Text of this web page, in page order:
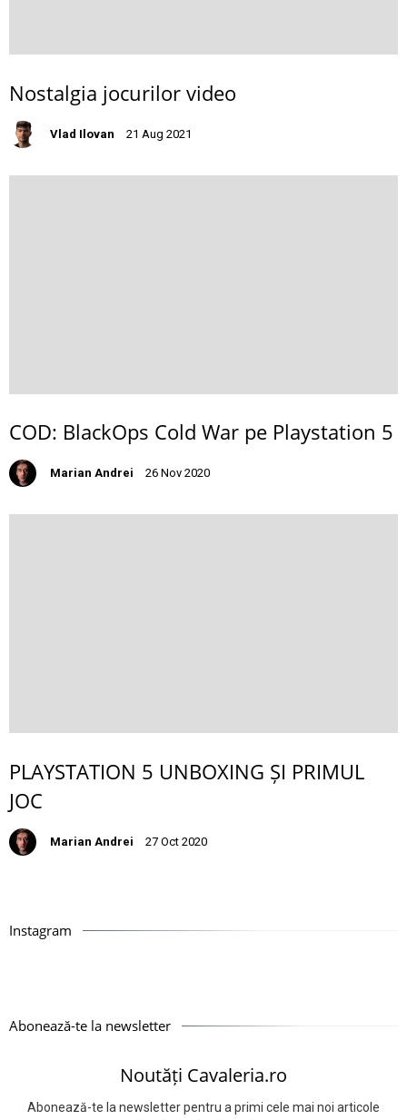
Nostalgia jocurilor video
Vlad Ilovan 21 Aug 2021
COD: BlackOps Cold War pe Playstation 5
Marian Andrei 26 Nov 2020
PLAYSTATION 5 UNBOXING ȘI PRIMUL
JOC
Marian Andrei 27 Oct 2020
Instagram
Abonează-te la newsletter
Noutăți Cavaleria.ro
Abonează-te la newsletter pentru a primi cele mai noi articole